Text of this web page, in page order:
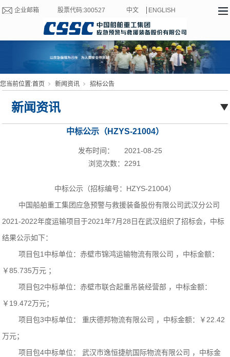
企业邮箱 股票代码:300527 中文 ENGLISH
您当前位置:首页 新闻资讯 招标公告
新闻资讯
中标公示（HZYS-21004）
2021-08-25
发布时间：
浏览次数： 2291
中标公示（招标编号：HZYS-21004）
中国船舶重工集团应急预警与救援装备股份有限公司武汉分公司
2021-2022年度运输项目于2021年7月28日在武汉组织了招标会，中标
结果公示如下：
项目包1中标单位：赤壁市锦鸿运输物流有限公司 ，中标金额：
￥85.735万元 ；
项目包2中标单位：赤壁市联合起重吊装经营部 ，中标金额：
￥19.472万元；
项目包3中标单位： 重庆德邦物流有限公司 ，中标金额：￥22.42
万元；
项目包4中标单位： 武汉市逸恒捷航国际物流有限公司 ，中标金